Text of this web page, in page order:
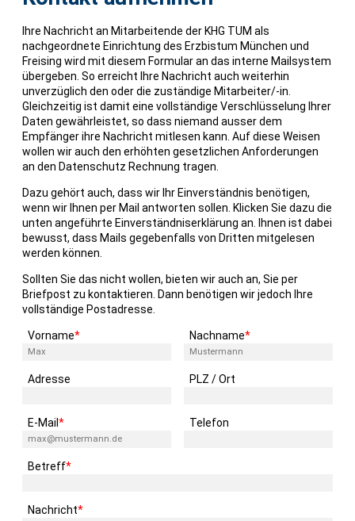
Ihre Nachricht an Mitarbeitende der KHG TUM als
nachgeordnete Einrichtung des Erzbistum München und
Freising wird mit diesem Formular an das interne Mailsystem
übergeben. So erreicht Ihre Nachricht auch weiterhin
unverzüglich den oder die zuständige Mitarbeiter/-in.
Gleichzeitig ist damit eine vollständige Verschlüsselung Ihrer
Daten gewährleistet, so dass niemand ausser dem
Empfänger ihre Nachricht mitlesen kann. Auf diese Weisen
wollen wir auch den erhöhten gesetzlichen Anforderungen
an den Datenschutz Rechnung tragen.
Dazu gehört auch, dass wir Ihr Einverständnis benötigen,
wenn wir Ihnen per Mail antworten sollen. Klicken Sie dazu die
unten angeführte Einverständniserklärung an. Ihnen ist dabei
bewusst, dass Mails gegebenfalls von Dritten mitgelesen
werden können.
Sollten Sie das nicht wollen, bieten wir auch an, Sie per
Briefpost zu kontaktieren. Dann benötigen wir jedoch Ihre
vollständige Postadresse.
Pflichtfeld
Vorname* Pflichtfeld
Nachname*
Adresse PLZ / Ort
Pflichtfeld
E-Mail * Telefon
Pflichtfeld
Betreff*
Pflichtfeld
Nachricht*